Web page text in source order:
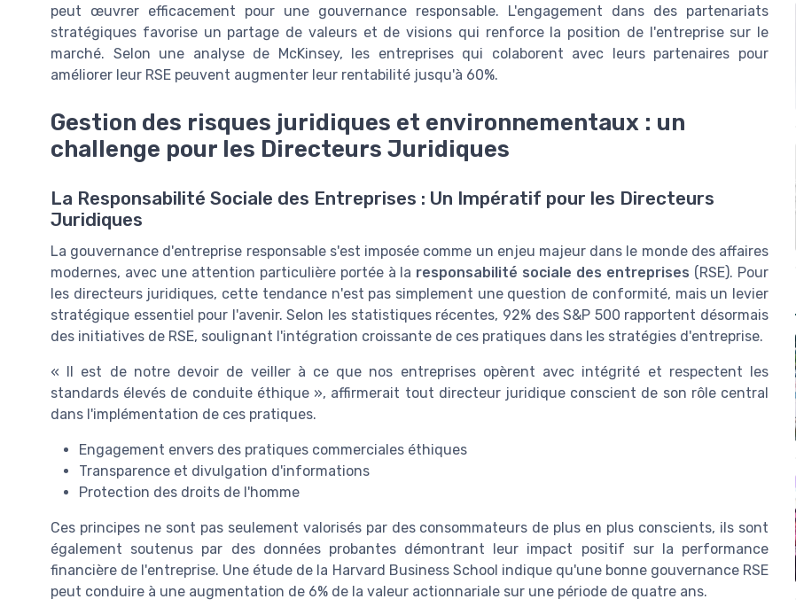
peut œuvrer efficacement pour une gouvernance responsable. L'engagement dans des partenariats
stratégiques favorise un partage de valeurs et de visions qui renforce la position de l'entreprise sur le
marché. Selon une analyse de McKinsey, les entreprises qui colaborent avec leurs partenaires pour
améliorer leur RSE peuvent augmenter leur rentabilité jusqu'à 60%.
Gestion des risques juridiques et environnementaux : un
challenge pour les Directeurs Juridiques
La Responsabilité Sociale des Entreprises : Un Impératif pour les Directeurs
Juridiques
La gouvernance d'entreprise responsable s'est imposée comme un enjeu majeur dans le monde des affaires
modernes, avec une attention particulière portée à la responsabilité sociale des entreprises (RSE). Pour
les directeurs juridiques, cette tendance n'est pas simplement une question de conformité, mais un levier
stratégique essentiel pour l'avenir. Selon les statistiques récentes, 92% des S&P 500 rapportent désormais
des initiatives de RSE, soulignant l'intégration croissante de ces pratiques dans les stratégies d'entreprise.
« Il est de notre devoir de veiller à ce que nos entreprises opèrent avec intégrité et respectent les
standards élevés de conduite éthique », affirmerait tout directeur juridique conscient de son rôle central
dans l'implémentation de ces pratiques.
Engagement envers des pratiques commerciales éthiques
Transparence et divulgation d'informations
Protection des droits de l'homme
Ces principes ne sont pas seulement valorisés par des consommateurs de plus en plus conscients, ils sont
également soutenus par des données probantes démontrant leur impact positif sur la performance
financière de l'entreprise. Une étude de la Harvard Business School indique qu'une bonne gouvernance RSE
peut conduire à une augmentation de 6% de la valeur actionnariale sur une période de quatre ans.